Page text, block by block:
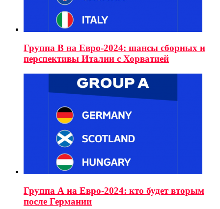
Группа B на Евро-2024: шансы сборных и
перспективы Италии с Хорватией
Группа А на Евро-2024: кто будет вторым
после Германии